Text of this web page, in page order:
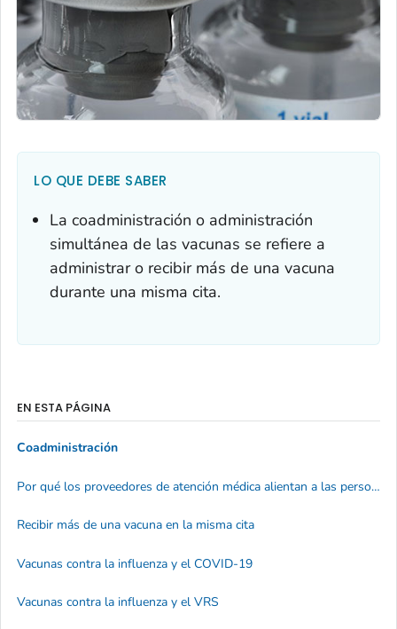
LO QUE DEBE SABER
La coadministración o administración
simultánea de las vacunas se refiere a
administrar o recibir más de una vacuna
durante una misma cita.
EN ESTA PÁGINA
Coadministración
Por qué los proveedores de atención médica alientan a las personas a recibir más de una vacuna al mismo tiempo
Recibir más de una vacuna en la misma cita
Vacunas contra la influenza y el COVID-19
Vacunas contra la influenza y el VRS